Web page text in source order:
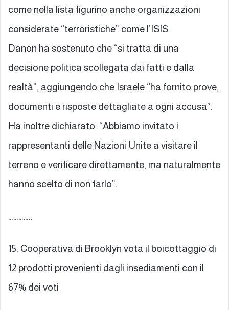
come nella lista figurino anche organizzazioni
considerate “terroristiche” come l’ISIS.
Danon ha sostenuto che “si tratta di una
decisione politica scollegata dai fatti e dalla
realtà”, aggiungendo che Israele “ha fornito prove,
documenti e risposte dettagliate a ogni accusa”.
Ha inoltre dichiarato: “Abbiamo invitato i
rappresentanti delle Nazioni Unite a visitare il
terreno e verificare direttamente, ma naturalmente
hanno scelto di non farlo”.
…………..
15. Cooperativa di Brooklyn vota il boicottaggio di
12 prodotti provenienti dagli insediamenti con il
67% dei voti